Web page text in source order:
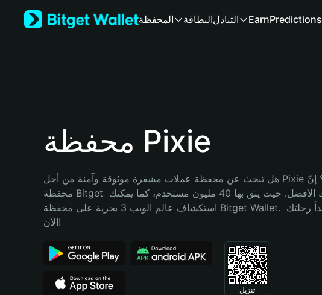
Bahasa Indonesia
Português (Brasil)
المحفظة البطاقةالتبادل EarnPredictions
محفظة Pixie
هل تبحث عن محفظة عملات مشفرة موثوقة وآمنة من أجل Pixie؟ إنّ
محفظة Bitget خيارك الأفضل. حيث يثق بها 40 مليون مستخدم، كما يمكنك
استكشاف عالم الويب 3 بحرية على محفظة Bitget Wallet. ابدأ رحلتك
الآن!
تنزيل